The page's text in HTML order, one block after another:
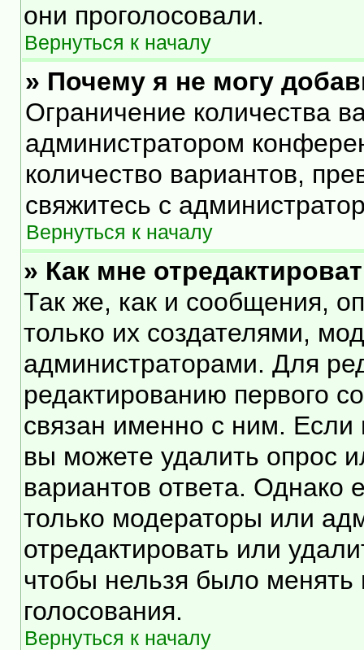
они проголосовали.
Вернуться к началу
» Почему я не могу
Ограничение количества
администратором
количество вариантов,
свяжитесь с
Вернуться к началу
» Как мне
Так же, как и сообщения,
только их создателями,
администраторами. Для
редактированию первого
связан именно с ним. Если
вы можете удалить опрос
вариантов ответа. Однако
только модераторы или
отредактировать или
чтобы нельзя было менять
голосования.
Вернуться к началу